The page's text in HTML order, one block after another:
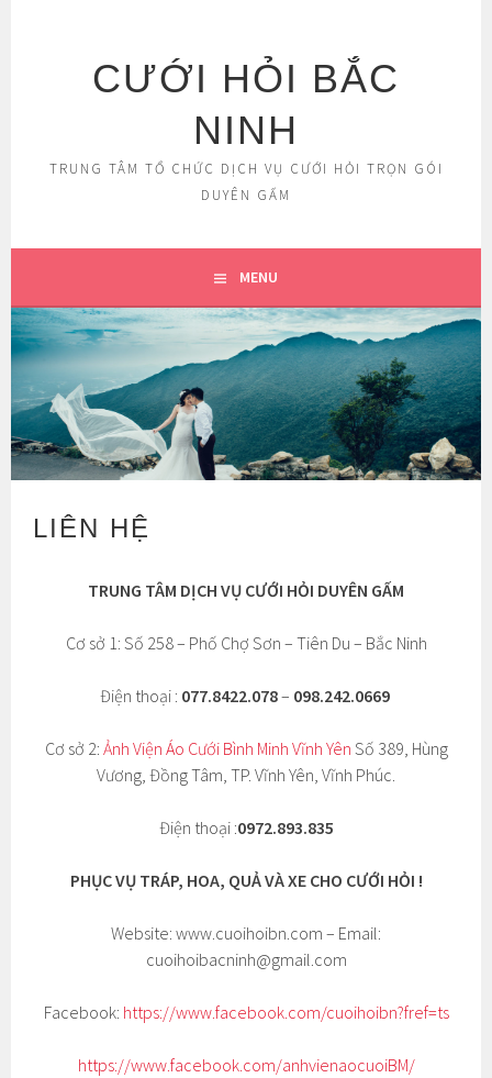
CƯỚI HỎI BẮC
NINH
TRUNG TÂM TỔ CHỨC DỊCH VỤ CƯỚI HỎI TRỌN GÓI
DUYÊN GẤM
MENU
LIÊN HỆ
TRUNG TÂM DỊCH VỤ CƯỚI HỎI DUYÊN GẤM
Cơ sở 1: Số 258 – Phố Chợ Sơn – Tiên Du – Bắc Ninh
Điện thoại : 077.8422.078– 098.242.0669
Cơ sở 2: Ảnh Viện Áo Cưới Bình Minh Vĩnh Yên Số 389, Hùng
Vương, Đồng Tâm, TP. Vĩnh Yên, Vĩnh Phúc.
Điện thoại :0972.893.835
PHỤC VỤ TRÁP, HOA, QUẢ VÀ XE CHO CƯỚI HỎI !
Website: www.cuoihoibn.com – Email:
cuoihoibacninh@gmail.com
Facebook: https://www.facebook.com/cuoihoibn?fref=ts
https://www.facebook.com/anhvienaocuoiBM/